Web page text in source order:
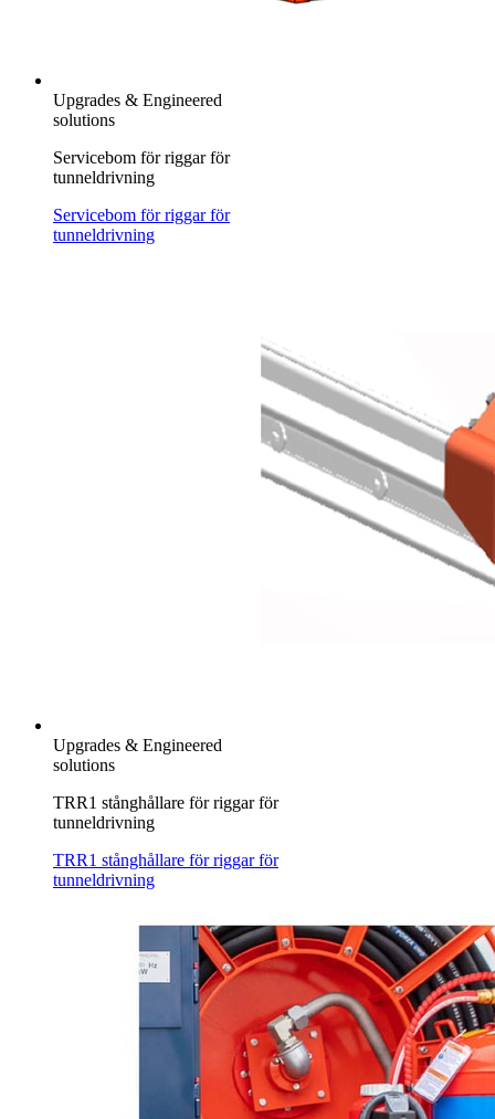
Upgrades & Engineered
solutions
Servicebom för riggar för
tunneldrivning
Servicebom för riggar för
tunneldrivning
Upgrades & Engineered
solutions
TRR1 stånghållare för riggar för
tunneldrivning
TRR1 stånghållare för riggar för
tunneldrivning